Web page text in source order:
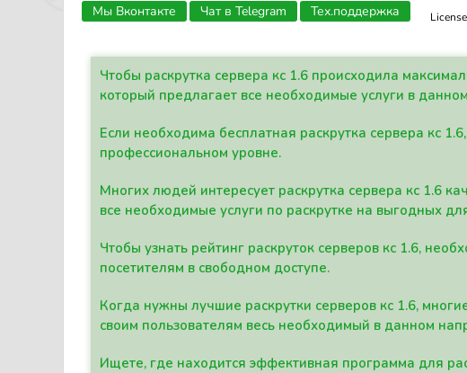
Мы Вконтакте Чат в Telegram Тех.поддержка
Чтобы раскрутка сервера кс 1.6 происходила
который предлагает все необходимые услуги в
Если необходима бесплатная раскрутка сервера кс
профессиональном уровне.
Многих людей интересует раскрутка сервера кс 1.6
все необходимые услуги по раскрутке на выгодных
Чтобы узнать рейтинг раскруток серверов кс 1.6,
посетителям в свободном доступе.
Когда нужны лучшие раскрутки серверов кс 1.6,
своим пользователям весь необходимый в данном
Ищете, где находится эффективная программа для